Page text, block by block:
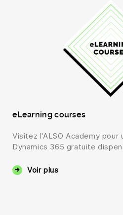
eLearning courses
Visitez l'ALSO Academy pour
Dynamics 365 gratuite
Voir plus